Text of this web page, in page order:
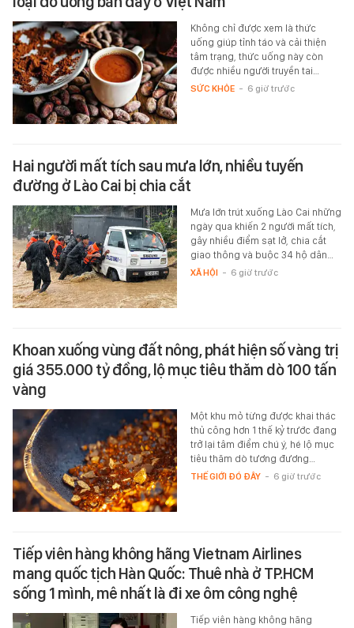
Không chỉ được xem là thức
uống giúp tỉnh táo và cải thiện
tâm trạng, thức uống này còn
được nhiều người truyền tai…
SỨC KHỎE - 6 giờ trước
Hai người mất tích sau mưa lớn, nhiều tuyến
đường ở Lào Cai bị chia cắt
Mưa lớn trút xuống Lào Cai những
ngày qua khiến 2 người mất tích,
gây nhiều điểm sạt lở, chia cắt
giao thông và buộc 34 hộ dân…
XÃ HỘI - 6 giờ trước
Khoan xuống vùng đất nông, phát hiện số vàng trị
giá 355.000 tỷ đồng, lộ mục tiêu thăm dò 100 tấn
vàng
Một khu mỏ từng được khai thác
thủ công hơn 1 thế kỷ trước đang
trở lại tâm điểm chú ý, hé lộ mục
tiêu thăm dò tương đương…
THẾ GIỚI ĐÓ ĐÂY - 6 giờ trước
Tiếp viên hàng không hãng Vietnam Airlines
mang quốc tịch Hàn Quốc: Thuê nhà ở TP.HCM
sống 1 mình, mê nhất là đi xe ôm công nghệ
Tiếp viên hàng không hãng